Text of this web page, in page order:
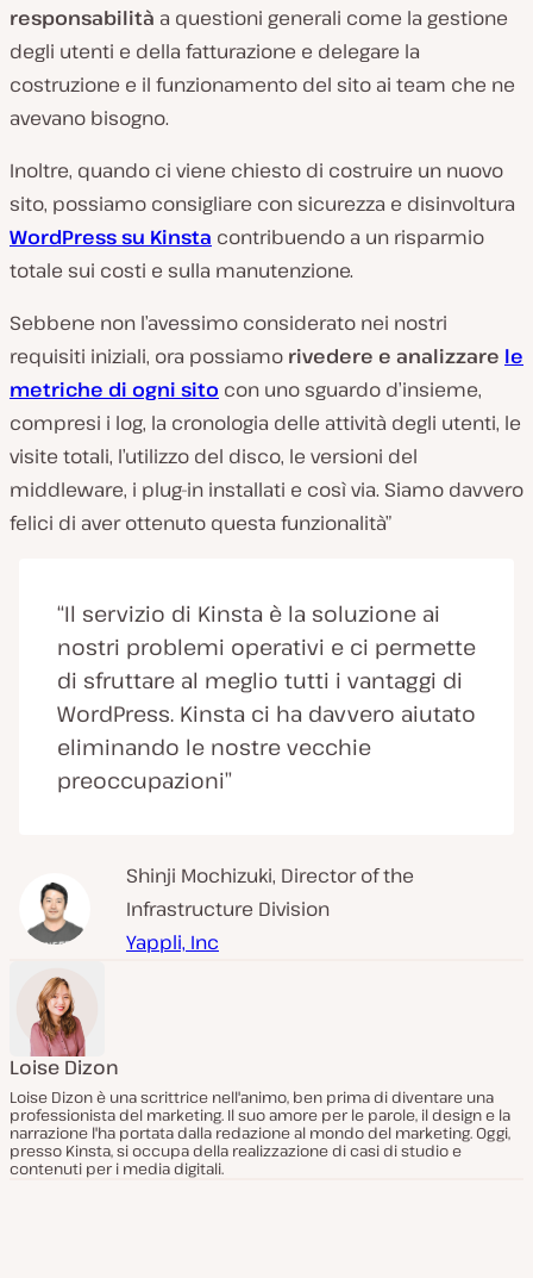
responsabilità a questioni generali come la gestione
degli utenti e della fatturazione e delegare la
costruzione e il funzionamento del sito ai team che ne
avevano bisogno.
Inoltre, quando ci viene chiesto di costruire un nuovo
sito, possiamo consigliare con sicurezza e disinvoltura
WordPress su Kinsta contribuendo a un risparmio
totale sui costi e sulla manutenzione.
Sebbene non l’avessimo considerato nei nostri
requisiti iniziali, ora possiamo rivedere e analizzare le
metriche di ogni sito con uno sguardo d’insieme,
compresi i log, la cronologia delle attività degli utenti, le
visite totali, l’utilizzo del disco, le versioni del
middleware, i plug-in installati e così via. Siamo davvero
felici di aver ottenuto questa funzionalità”
“Il servizio di Kinsta è la soluzione ai
nostri problemi operativi e ci permette
di sfruttare al meglio tutti i vantaggi di
WordPress. Kinsta ci ha davvero aiutato
eliminando le nostre vecchie
preoccupazioni”
Shinji Mochizuki, Director of the
Infrastructure Division
Yappli, Inc
Loise Dizon
Loise Dizon è una scrittrice nell'animo, ben prima di diventare una
professionista del marketing. Il suo amore per le parole, il design e la
narrazione l'ha portata dalla redazione al mondo del marketing. Oggi,
presso Kinsta, si occupa della realizzazione di casi di studio e
contenuti per i media digitali.